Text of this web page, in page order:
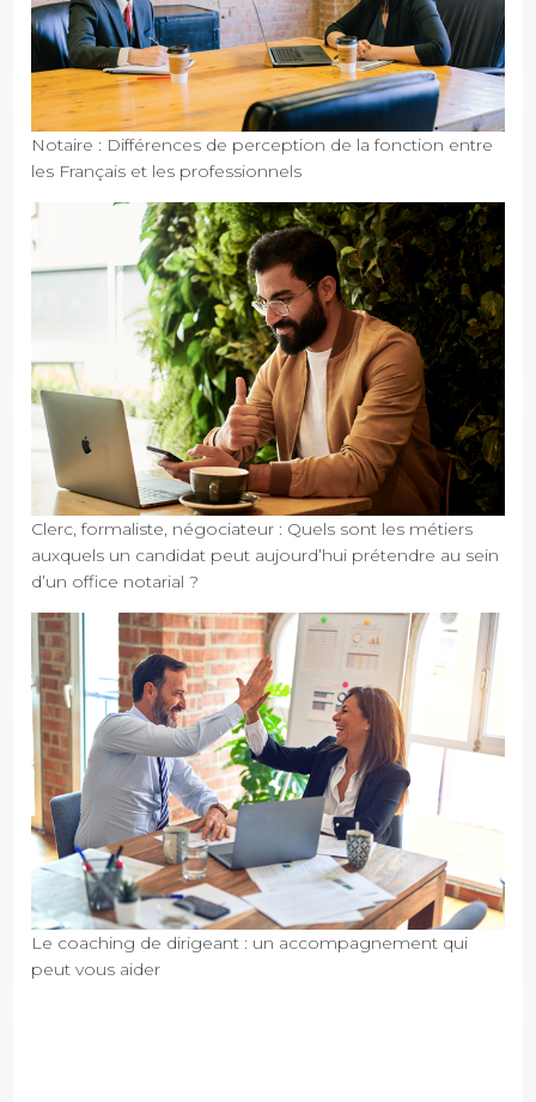
Notaire : Différences de perception de la fonction entre
les Français et les professionnels
Clerc, formaliste, négociateur : Quels sont les métiers
auxquels un candidat peut aujourd’hui prétendre au sein
d’un office notarial ?
Le coaching de dirigeant : un accompagnement qui
peut vous aider